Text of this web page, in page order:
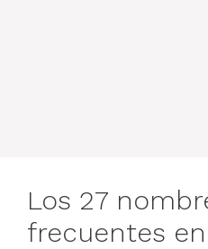
Los 27
frecuentes